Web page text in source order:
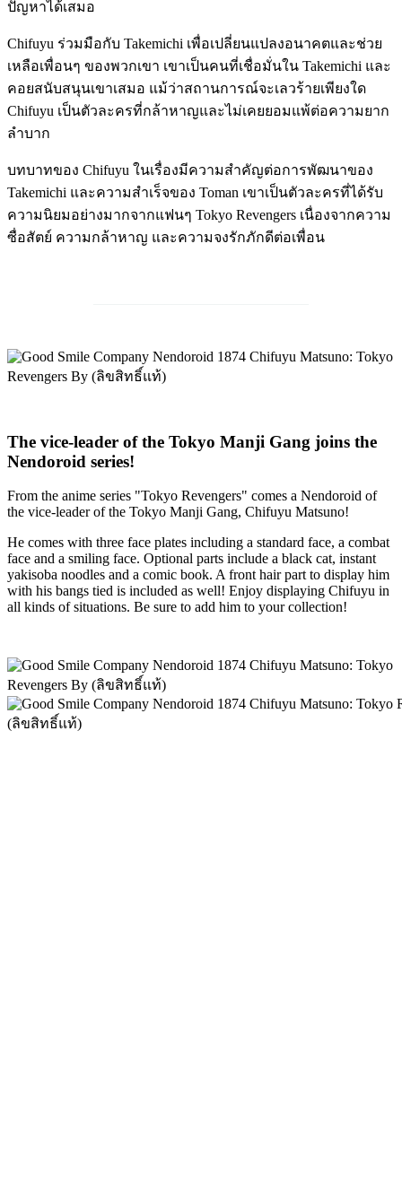
ปัญหาได้เสมอ
Chifuyu ร่วมมือกับ Takemichi เพื่อเปลี่ยนแปลงอนาคตและช่วย
เหลือเพื่อนๆ ของพวกเขา เขาเป็นคนที่เชื่อมั่นใน Takemichi และ
คอยสนับสนุนเขาเสมอ แม้ว่าสถานการณ์จะเลวร้ายเพียงใด
Chifuyu เป็นตัวละครที่กล้าหาญและไม่เคยยอมแพ้ต่อความยาก
ลำบาก
บทบาทของ Chifuyu ในเรื่องมีความสำคัญต่อการพัฒนาของ
Takemichi และความสำเร็จของ Toman เขาเป็นตัวละครที่ได้รับ
ความนิยมอย่างมากจากแฟนๆ Tokyo Revengers เนื่องจากความ
ซื่อสัตย์ ความกล้าหาญ และความจงรักภักดีต่อเพื่อน
The vice-leader of the Tokyo Manji Gang joins the
Nendoroid series!
From the anime series "Tokyo Revengers" comes a Nendoroid of
the vice-leader of the Tokyo Manji Gang, Chifuyu Matsuno!
He comes with three face plates including a standard face, a combat
face and a smiling face. Optional parts include a black cat, instant
yakisoba noodles and a comic book. A front hair part to display him
with his bangs tied is included as well! Enjoy displaying Chifuyu in
all kinds of situations. Be sure to add him to your collection!